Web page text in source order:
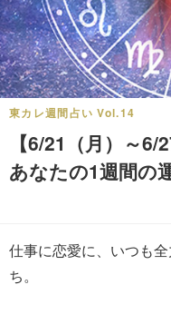
東カレ週間占い Vol.14
【6/21（月）～6/
あなたの1週間の
仕事に恋愛に、いつも
ち。